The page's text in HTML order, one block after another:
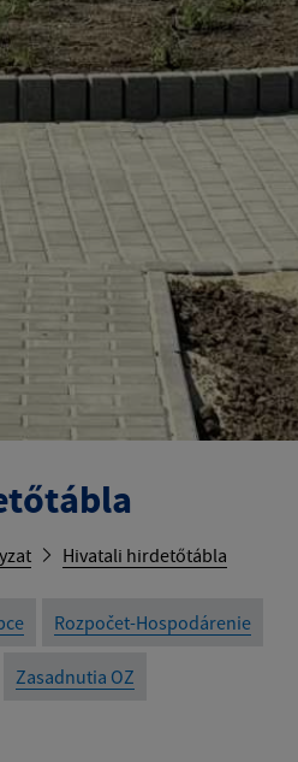
Hivatali hirdetőtábla
Rozpočet-Hospodárenie
Zasadnutia OZ